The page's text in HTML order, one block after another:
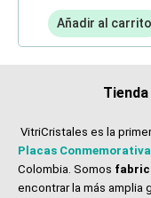
Añadir al carrito
VitriCristales es la
Placas
Colombia. Somos
encontrar la más amplia